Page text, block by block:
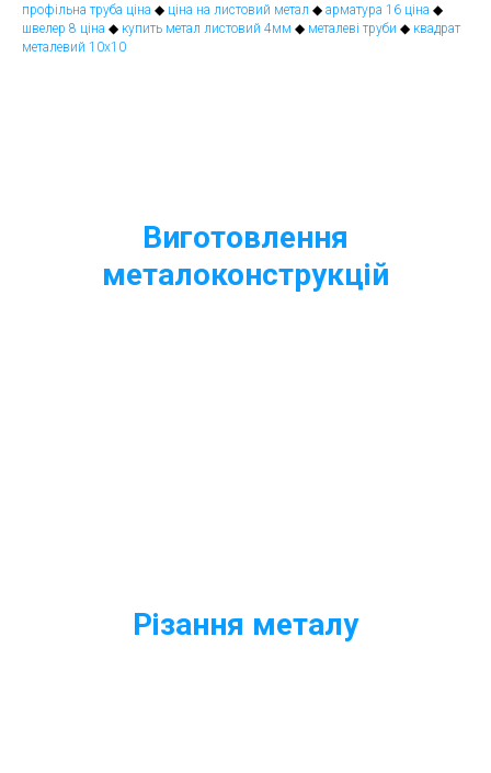
профільна труба ціна ◆ ціна на листовий метал ◆ арматура 16 ціна ◆
швелер 8 ціна ◆ купить метал листовий 4мм ◆ металеві труби ◆ квадрат
металевий 10х10
Виготовлення
металоконструкцій
Різання металу